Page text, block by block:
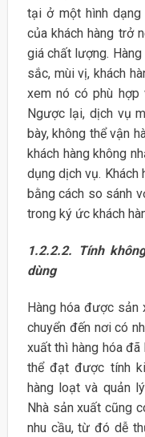
tại ở một hình
của khách hàng trở
giá chất lượng.
sắc, mùi vị, khách
xem nó có phù hợp
Ngược lại, dịch vụ
bày, không thể vận
khách hàng không
dụng dịch vụ. Khách
bằng cách so sánh
trong ký ức khách
1.2.2.2.
Tính
dùng
Hàng hóa được
chuyển đến nơi có
xuất thì hàng hóa đã
thể đạt được tính
hàng loạt và quản
Nhà sản xuất cũng
nhu cầu, từ đó dễ